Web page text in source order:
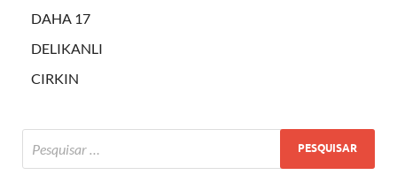
DAHA 17
DELIKANLI
CIRKIN